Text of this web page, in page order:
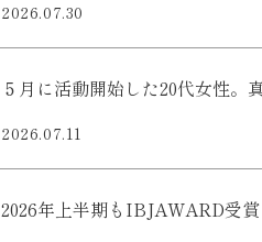
2026.07.30
５月に活動開始した20代女性。
2026.07.11
2026年上半期もIBJAWARD受賞